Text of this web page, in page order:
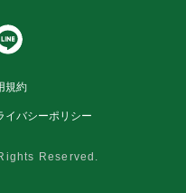
規約
イバシーポリシー
Reserved.